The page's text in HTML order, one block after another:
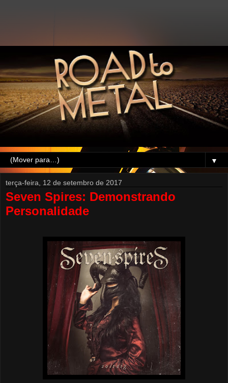
▼
terça-feira, 12 de setembro de 2017
Seven Spires: Demonstrando
Personalidade